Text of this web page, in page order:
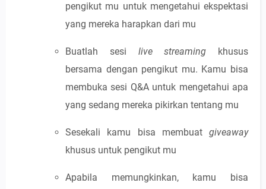
pengikut mu untuk mengetahui ekspektasi
yang mereka harapkan dari mu
Buatlah sesi live streaming khusus
bersama dengan pengikut mu. Kamu bisa
membuka sesi Q&A untuk mengetahui apa
yang sedang mereka pikirkan tentang mu
Sesekali kamu bisa membuat giveaway
khusus untuk pengikut mu
Apabila memungkinkan, kamu bisa